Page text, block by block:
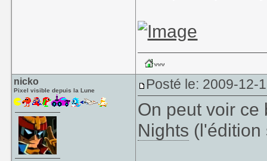
nicko
Pixel visible depuis la Lune Posté le: 2009-12-
On peut voir ce
Nights